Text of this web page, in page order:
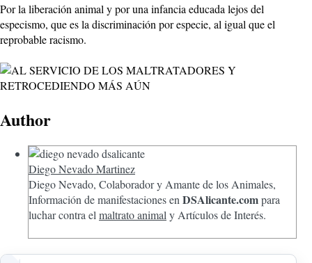
Por la liberación animal y por una infancia educada lejos del
especismo, que es la discriminación por especie, al igual que el
reprobable racismo.
Author
Diego Nevado Martinez
Diego Nevado, Colaborador y Amante de los Animales,
Información de manifestaciones enDSAlicante.compara
luchar contra elmaltrato animaly Artículos de Interés.